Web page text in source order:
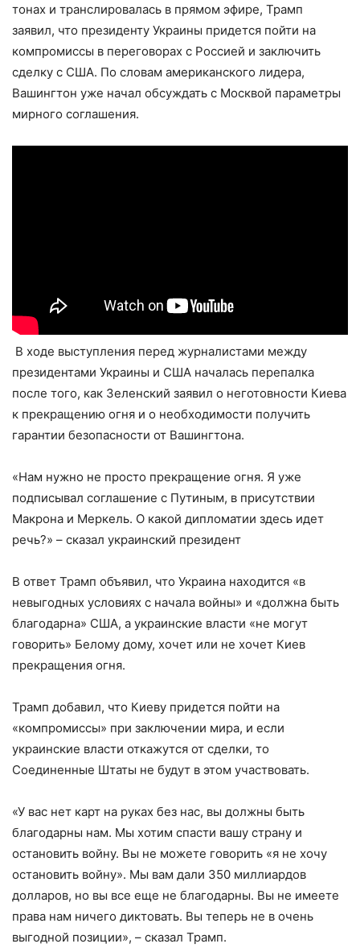
тонах и транслировалась в прямом эфире, Трамп
заявил, что президенту Украины придется пойти на
компромиссы в переговорах с Россией и заключить
сделку с США. По словам американского лидера,
Вашингтон уже начал обсуждать с Москвой параметры
мирного соглашения.
В ходе выступления перед журналистами между
президентами Украины и США началась перепалка
после того, как Зеленский заявил о неготовности Киева
к прекращению огня и о необходимости получить
гарантии безопасности от Вашингтона.
«Нам нужно не просто прекращение огня. Я уже
подписывал соглашение с Путиным, в присутствии
Макрона и Меркель. О какой дипломатии здесь идет
речь?» – сказал украинский президент
В ответ Трамп объявил, что Украина находится «в
невыгодных условиях с начала войны» и «должна быть
благодарна» США, а украинские власти «не могут
говорить» Белому дому, хочет или не хочет Киев
прекращения огня.
Трамп добавил, что Киеву придется пойти на
«компромиссы» при заключении мира, и если
украинские власти откажутся от сделки, то
Соединенные Штаты не будут в этом участвовать.
«У вас нет карт на руках без нас, вы должны быть
благодарны нам. Мы хотим спасти вашу страну и
остановить войну. Вы не можете говорить «я не хочу
остановить войну». Мы вам дали 350 миллиардов
долларов, но вы все еще не благодарны. Вы не имеете
права нам ничего диктовать. Вы теперь не в очень
выгодной позиции», – сказал Трамп.